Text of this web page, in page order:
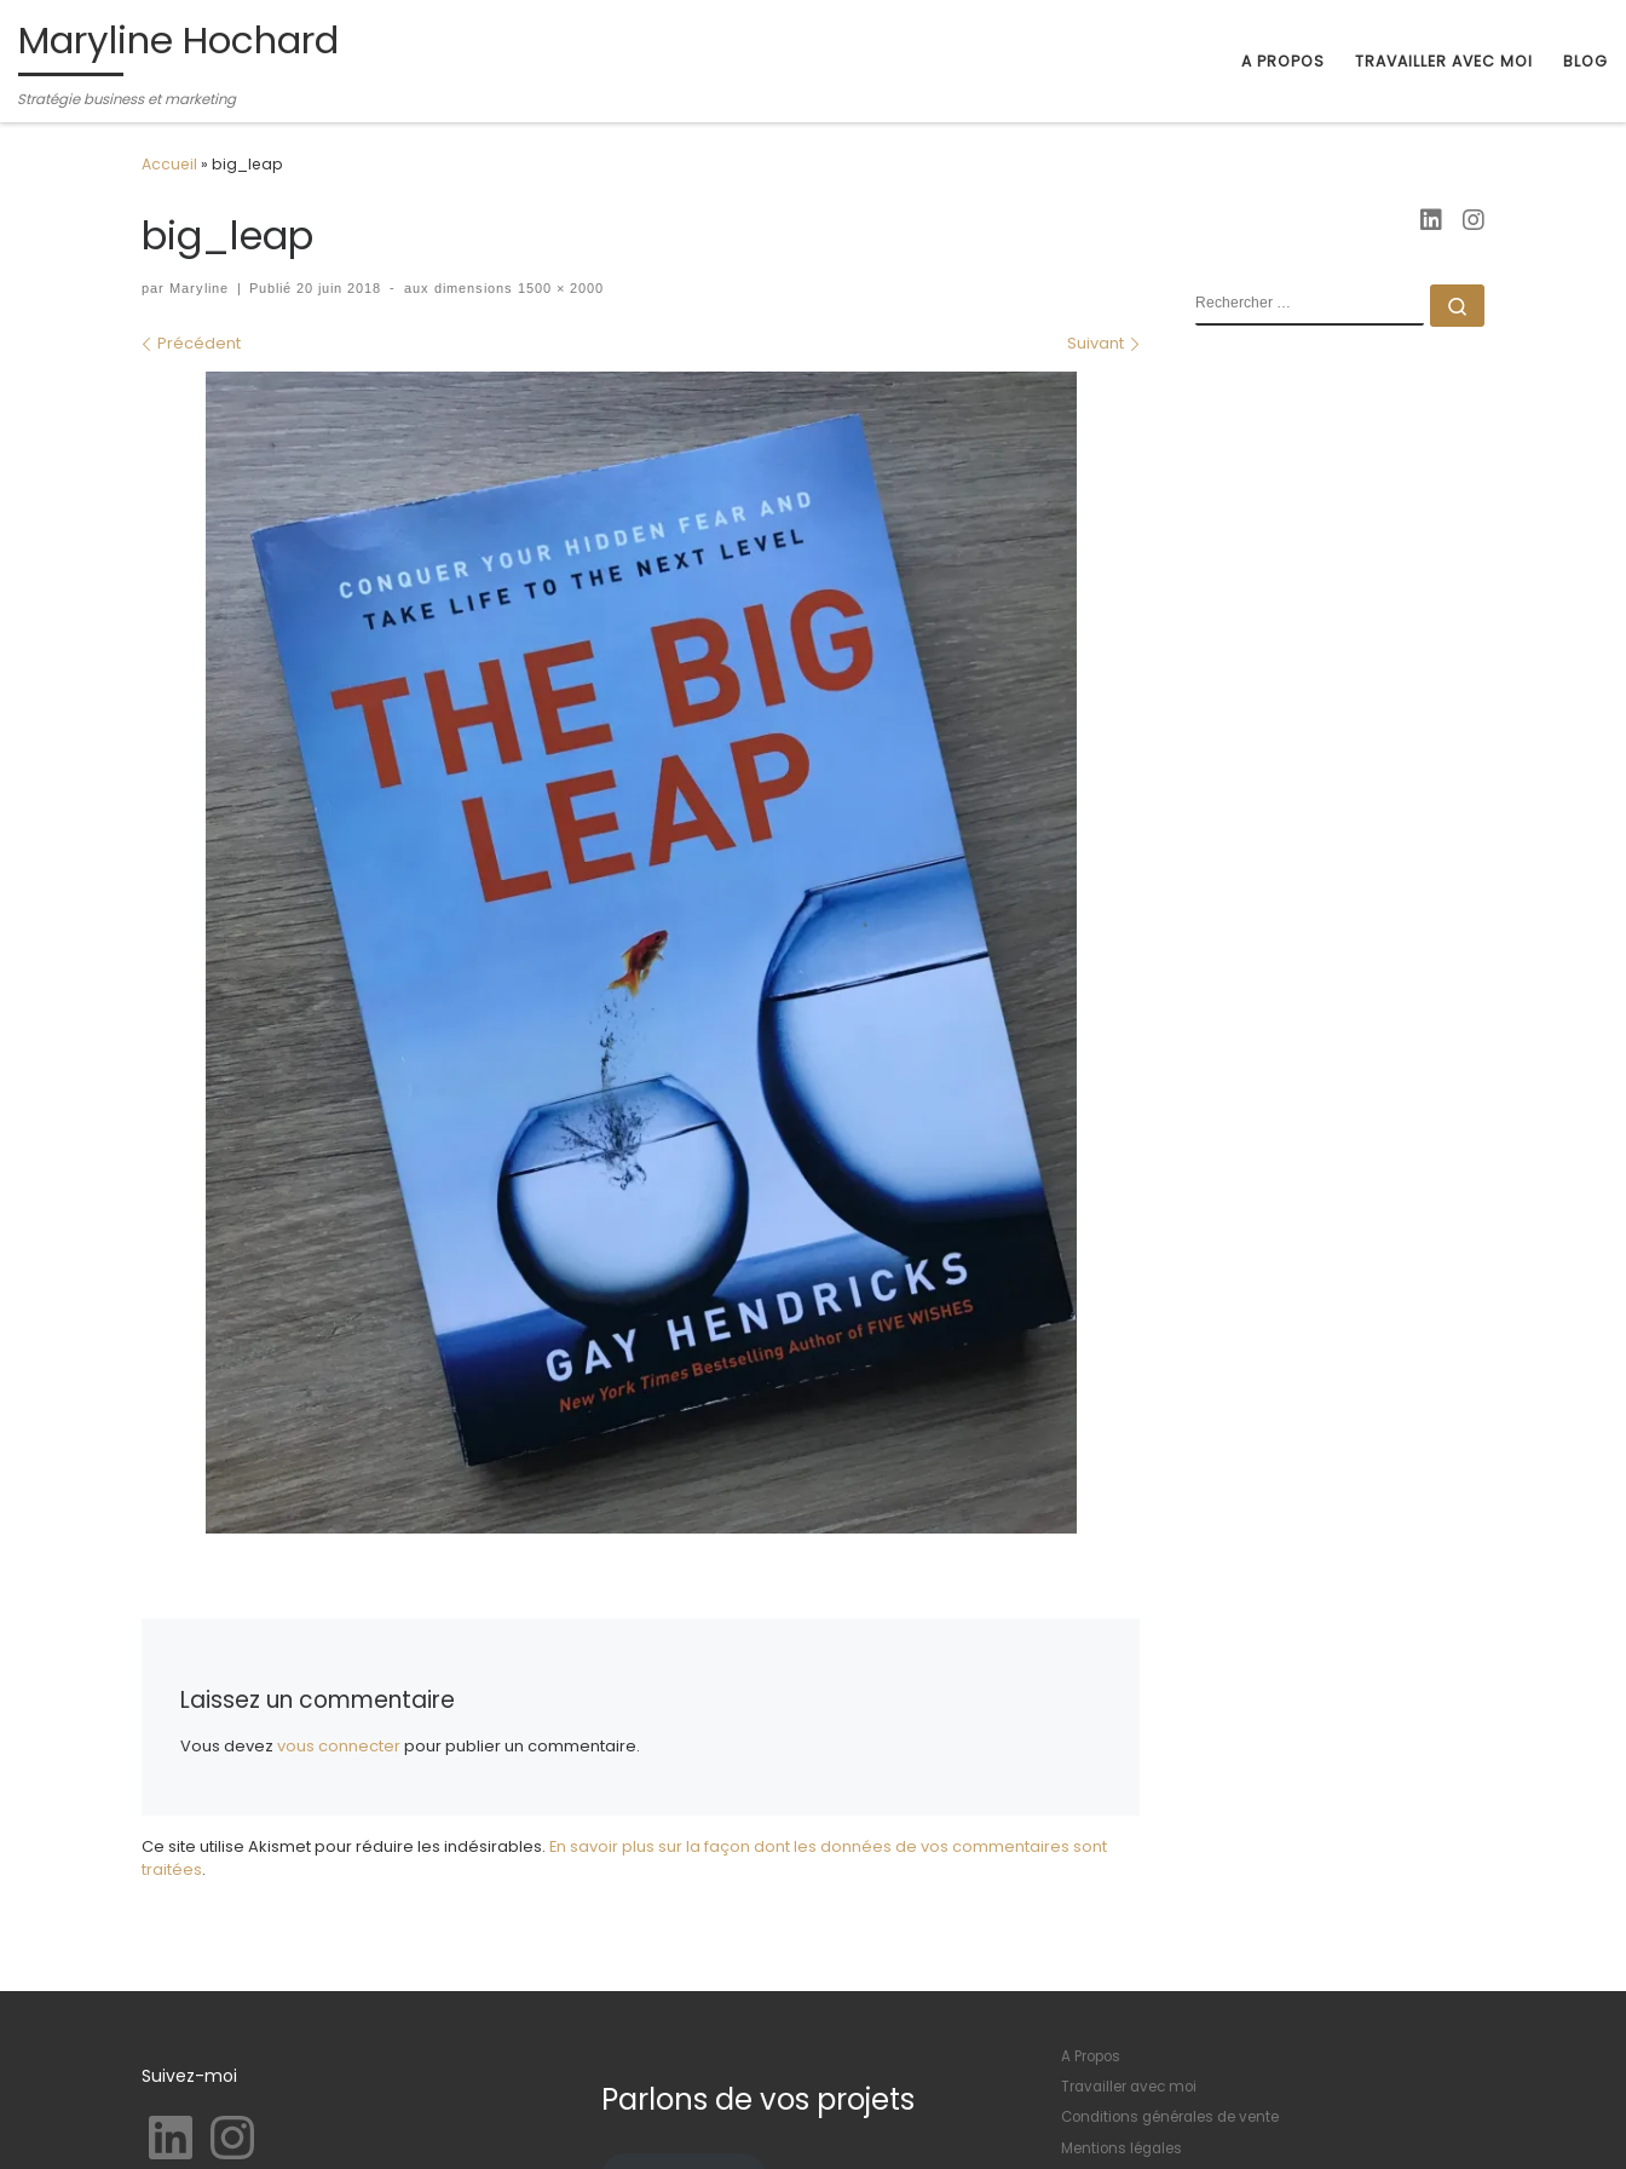
Passer au contenu
Maryline Hochard
Stratégie business et marketing
A PROPOS TRAVAILLER AVEC MOI BLOG
Accueil » big_leap
big_leap
par Maryline Publié20 juin 2018 - aux dimensions 1500 × 2000
Navigation des images
Précédent Suivant
Laissez un commentaire
Vous devezvous connecterpour publier un commentaire.
Ce site utilise Akismet pour réduire les indésirables. En savoir plus sur la façon dont les données de vos commentaires sont
traitées.
Suivez-moi
LinkedIn Instagram Parlons de vos projets
A Propos
Travailler avec moi
Conditions générales de vente
Mentions légales